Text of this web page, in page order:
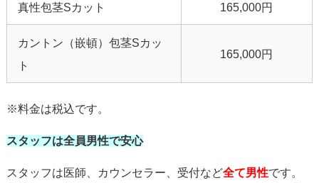
真性包茎Sカット 165,000円
カントン（嵌頓）包茎Sカッ
ト
165,000円
※料金は税込です。
スタッフは全員男性で安心
スタッフは医師、カウンセラー、受付など全て男性です。